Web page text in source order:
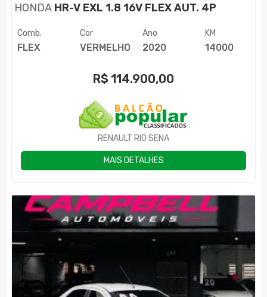
HONDA HR-V EXL 1.8 16V FLEX AUT. 4P
Comb.
FLEX
Cor
VERMELHO
Ano
2020
KM
14000
R$ 114.900,00
RENAULT RIO SENA
MAIS DETALHES